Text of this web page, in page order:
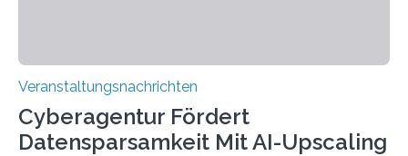
Veranstaltungsnachrichten
Cyberagentur Fördert
Datensparsamkeit Mit AI-Upscaling